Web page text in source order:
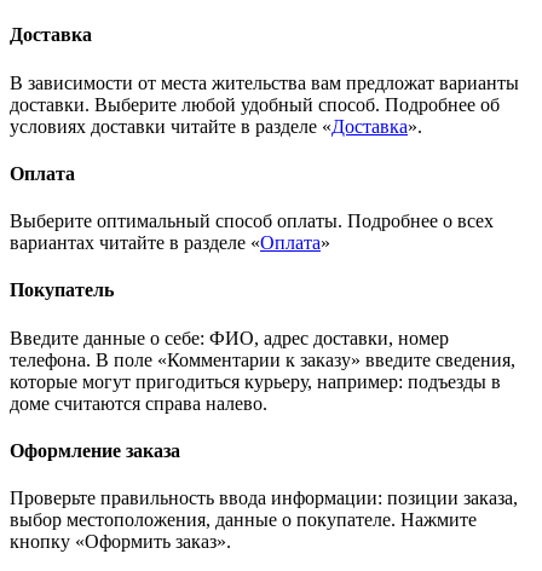
Доставка
В зависимости от места жительства вам предложат варианты
доставки. Выберите любой удобный способ. Подробнее об
условиях доставки читайте в разделе «Доставка».
Оплата
Выберите оптимальный способ оплаты. Подробнее о всех
вариантах читайте в разделе «Оплата»
Покупатель
Введите данные о себе: ФИО, адрес доставки, номер
телефона. В поле «Комментарии к заказу» введите сведения,
которые могут пригодиться курьеру, например: подъезды в
доме считаются справа налево.
Оформление заказа
Проверьте правильность ввода информации: позиции заказа,
выбор местоположения, данные о покупателе. Нажмите
кнопку «Оформить заказ».